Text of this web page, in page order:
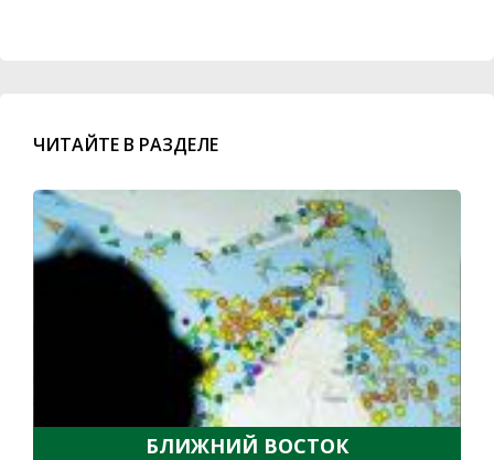
ЧИТАЙТЕ В РАЗДЕЛЕ
БЛИЖНИЙ ВОСТОК